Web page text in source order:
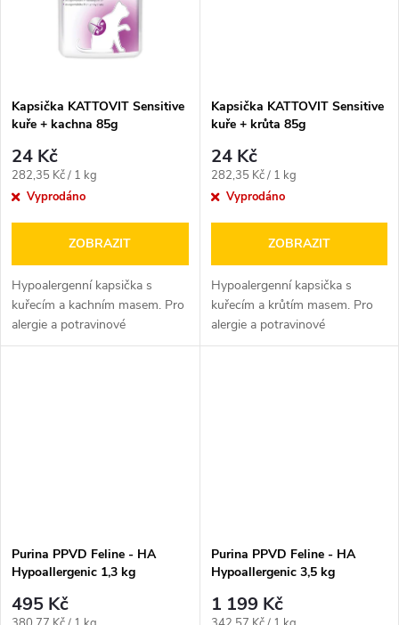
Kapsička KATTOVIT Sensitive
kuře + kachna 85g
24 Kč
Měrná
cena:
282,35 Kč / 1 kg
Vyprodáno
ZOBRAZIT
Hypoalergenní kapsička s
kuřecím a kachním masem. Pro
alergie a potravinové
intolerance
Kapsička KATTOVIT Sensitive
kuře + krůta 85g
24 Kč
Měrná
cena:
282,35 Kč / 1 kg
Vyprodáno
ZOBRAZIT
Hypoalergenní kapsička s
kuřecím a krůtím masem. Pro
alergie a potravinové
intolerance
Purina PPVD Feline - HA
Hypoallergenic 1,3 kg
495 Kč
Purina PPVD Feline - HA
Hypoallergenic 3,5 kg
1 199 Kč